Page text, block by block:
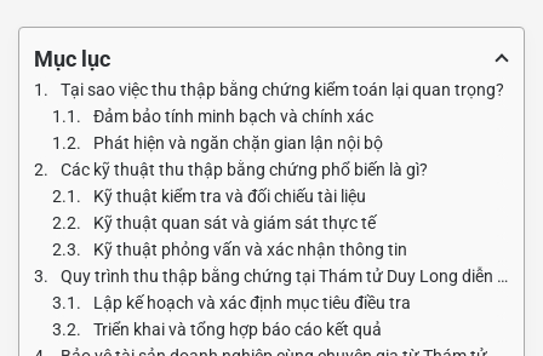
Mục lục
Tại sao việc thu thập bằng chứng kiểm toán lại quan trọng?
Đảm bảo tính minh bạch và chính xác
Phát hiện và ngăn chặn gian lận nội bộ
Các kỹ thuật thu thập bằng chứng phổ biến là gì?
Kỹ thuật kiểm tra và đối chiếu tài liệu
Kỹ thuật quan sát và giám sát thực tế
Kỹ thuật phỏng vấn và xác nhận thông tin
Quy trình thu thập bằng chứng tại Thám tử Duy Long diễn ra như thế nào?
Lập kế hoạch và xác định mục tiêu điều tra
Triển khai và tổng hợp báo cáo kết quả